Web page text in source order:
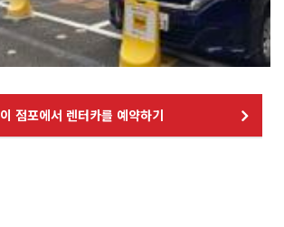
이 점포에서 렌터카를 예약하기